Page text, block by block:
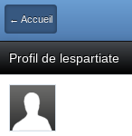
← Accueil
Profil de lespartiate